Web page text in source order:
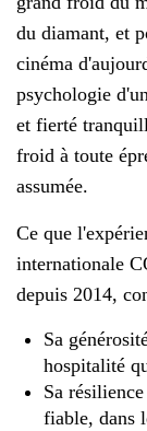
du diamant, et
cinéma
psychologie
et fierté
froid à toute
assumée.
Ce que
internationale
depuis 2014,
Sa
hospitalité
Sa
fiable, dans